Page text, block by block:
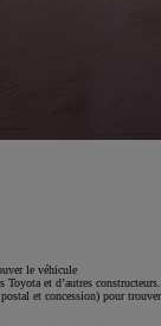
le véhicule
Toyota et d’autres constructeurs.
et concession) pour trouver